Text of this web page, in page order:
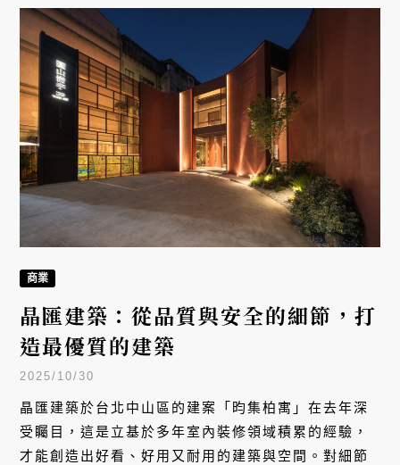
商業
晶匯建築：從品質與安全的細節，打
造最優質的建築
2025/10/30
晶匯建築於台北中山區的建案「昀集柏寓」在去年深
受矚目，這是立基於多年室內裝修領域積累的經驗，
才能創造出好看、好用又耐用的建築與空間。對細節